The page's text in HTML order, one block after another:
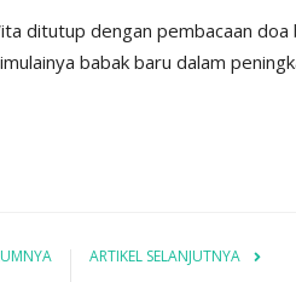
ditutup dengan pembacaan doa
babak baru dalam
ARTIKEL SELANJUTNYA